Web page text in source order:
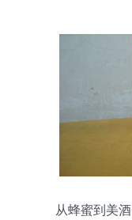
从蜂蜜到美